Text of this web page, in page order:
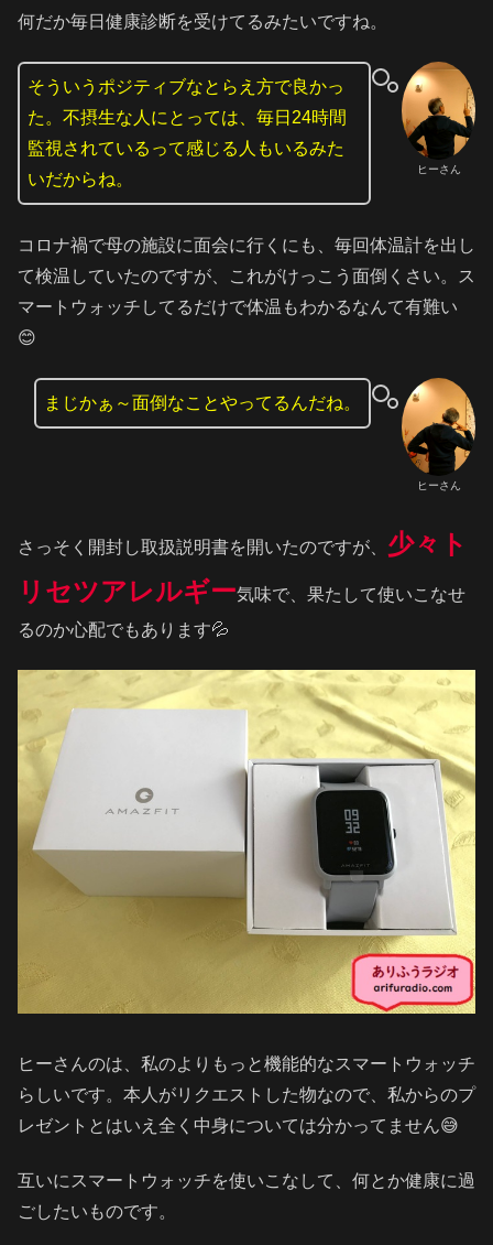
何だか毎日健康診断を受けてるみたいですね。
ヒーさん
そういうポジティブなとらえ方で良かっ
た。不摂生な人にとっては、毎日24時間
監視されているって感じる人もいるみた
いだからね。
コロナ禍で母の施設に面会に行くにも、毎回体温計を出し
て検温していたのですが、これがけっこう面倒くさい。ス
マートウォッチしてるだけで体温もわかるなんて有難い
😊
ヒーさん
まじかぁ～面倒なことやってるんだね。
さっそく開封し取扱説明書を開いたのですが、 少々ト
リセツアレルギー気味で、果たして使いこなせ
るのか心配でもあります💦
ヒーさんのは、私のよりもっと機能的なスマートウォッチ
らしいです。本人がリクエストした物なので、私からのプ
レゼントとはいえ全く中身については分かってません😅
互いにスマートウォッチを使いこなして、何とか健康に過
ごしたいものです。